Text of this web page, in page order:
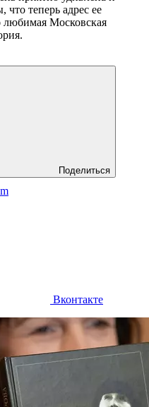
что теперь адрес ее
любимая Московская
Поделиться
Вконтакте